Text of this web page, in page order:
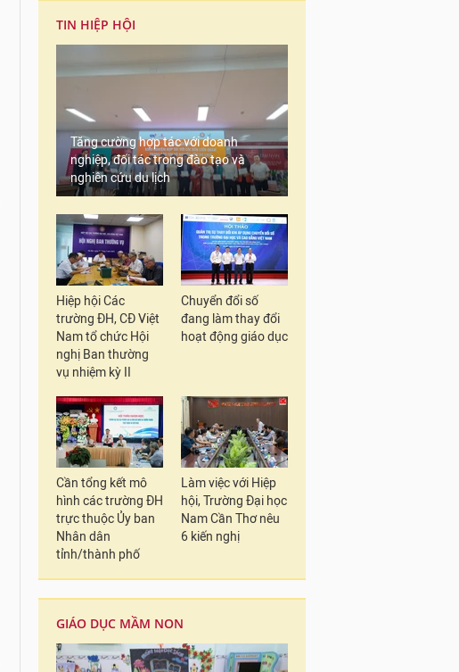
TIN HIỆP HỘI
Tăng cường hợp tác với doanh
nghiệp, đối tác trong đào tạo và
nghiên cứu du lịch
Hiệp hội Các
trường ĐH, CĐ Việt
Nam tổ chức Hội
nghị Ban thường
vụ nhiệm kỳ II
Chuyển đổi số
đang làm thay đổi
hoạt động giáo dục
Cần tổng kết mô
hình các trường ĐH
trực thuộc Ủy ban
Nhân dân
tỉnh/thành phố
Làm việc với Hiệp
hội, Trường Đại học
Nam Cần Thơ nêu
6 kiến nghị
GIÁO DỤC MẦM NON